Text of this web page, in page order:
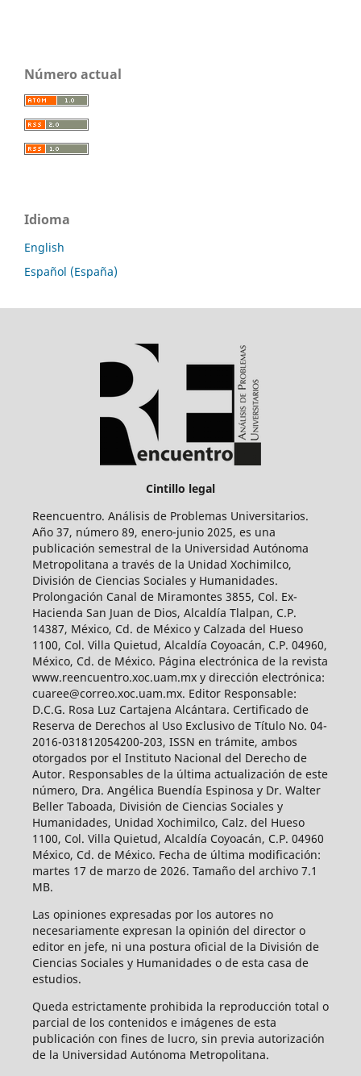
Número actual
Idioma
English
Español (España)
Cintillo legal
Reencuentro. Análisis de Problemas Universitarios.
Año 37, número 89, enero-junio 2025, es una
publicación semestral de la Universidad Autónoma
Metropolitana a través de la Unidad Xochimilco,
División de Ciencias Sociales y Humanidades.
Prolongación Canal de Miramontes 3855, Col. Ex-
Hacienda San Juan de Dios, Alcaldía Tlalpan, C.P.
14387, México, Cd. de México y Calzada del Hueso
1100, Col. Villa Quietud, Alcaldía Coyoacán, C.P. 04960,
México, Cd. de México. Página electrónica de la revista
www.reencuentro.xoc.uam.mx y dirección electrónica:
cuaree@correo.xoc.uam.mx. Editor Responsable:
D.C.G. Rosa Luz Cartajena Alcántara. Certificado de
Reserva de Derechos al Uso Exclusivo de Título No. 04-
2016-031812054200-203, ISSN en trámite, ambos
otorgados por el Instituto Nacional del Derecho de
Autor. Responsables de la última actualización de este
número, Dra. Angélica Buendía Espinosa y Dr. Walter
Beller Taboada, División de Ciencias Sociales y
Humanidades, Unidad Xochimilco, Calz. del Hueso
1100, Col. Villa Quietud, Alcaldía Coyoacán, C.P. 04960
México, Cd. de México. Fecha de última modificación:
martes 17 de marzo de 2026. Tamaño del archivo 7.1
MB.
Las opiniones expresadas por los autores no
necesariamente expresan la opinión del director o
editor en jefe, ni una postura oficial de la División de
Ciencias Sociales y Humanidades o de esta casa de
estudios.
Queda estrictamente prohibida la reproducción total o
parcial de los contenidos e imágenes de esta
publicación con fines de lucro, sin previa autorización
de la Universidad Autónoma Metropolitana.